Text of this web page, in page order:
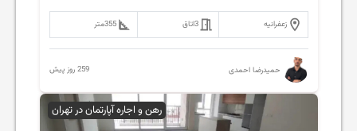
زعفرانیه 3اتاق 355متر
حمیدرضا احمدی 259 روز پیش
رهن و اجاره آپارتمان در تهران